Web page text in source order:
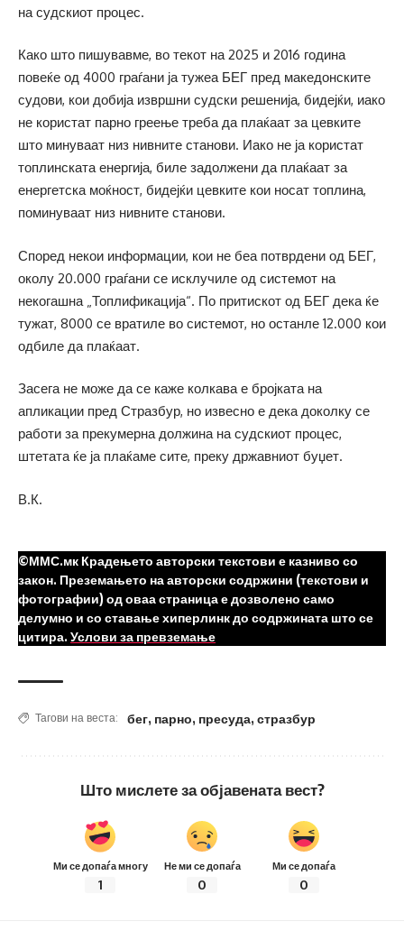
на судскиот процес.
Како што пишувавме, во текот на 2025 и 2016 година
повеќе од 4000 граѓани ја тужеа БЕГ пред македонските
судови, кои добија извршни судски решенија, бидејќи, иако
не користат парно греење треба да плаќаат за цевките
што минуваат низ нивните станови. Иако не ја користат
топлинската енергија, биле задолжени да плаќаат за
енергетска моќност, бидејќи цевките кои носат топлина,
поминуваат низ нивните станови.
Според некои информации, кои не беа потврдени од БЕГ,
околу 20.000 граѓани се исклучиле од системот на
некогашна „Топлификација“. По притискот од БЕГ дека ќе
тужат, 8000 се вратиле во системот, но останле 12.000 кои
одбиле да плаќаат.
Засега не може да се каже колкава е бројката на
апликации пред Стразбур, но извесно е дека доколку се
работи за прекумерна должина на судскиот процес,
штетата ќе ја плаќаме сите, преку државниот буџет.
В.К.
©ММС.мк Крадењето авторски текстови е казниво со
закон. Преземањето на авторски содржини (текстови и
фотографии) од оваа страница е дозволено само
делумно и со ставање хиперлинк до содржината што се
цитира. Услови за превземање
Тагови на веста: бег, парно, пресуда, стразбур
Што мислете за објавената вест?
Ми се допаѓа многу
1
Не ми се допаѓа
0
Ми се допаѓа
0